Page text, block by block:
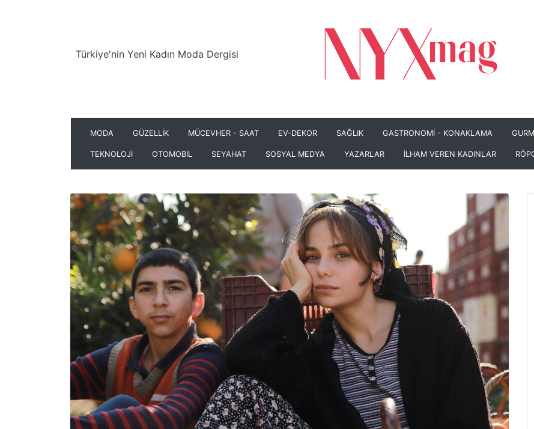
Türkiye'nin Yeni Kadın Moda Dergisi
MODA GÜZELLİK MÜCEVHER - SAAT EV-DEKOR SAĞLIK GASTRONOMİ - KONAKLAMA
TEKNOLOJİ OTOMOBİL SEYAHAT SOSYAL MEDYA YAZARLAR İLHAM VEREN KADINLAR